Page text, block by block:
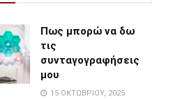
Πως μπορώ να δω
τις
συνταγογραφήσεις
μου
15 ΟΚΤΩΒΡΊΟΥ, 2025